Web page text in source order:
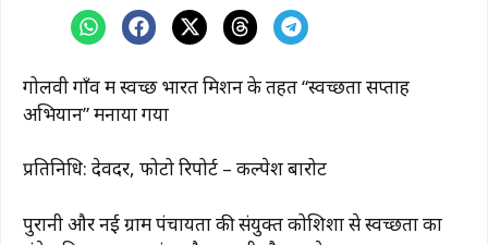
गोलवी गाँव में स्वच्छ भारत मिशन के तहत “स्वच्छता सप्ताह
अभियान” मनाया गया
प्रतिनिधि: देवदर, फोटो रिपोर्ट – कल्पेश बारोट
पुरानी और नई ग्राम पंचायतों की संयुक्त कोशिशों से स्वच्छता का